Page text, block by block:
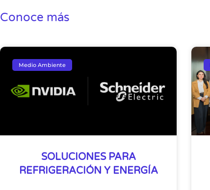
Conoce más
Medio Ambiente
SOLUCIONES PARA
REFRIGERACIÓN Y ENERGÍA